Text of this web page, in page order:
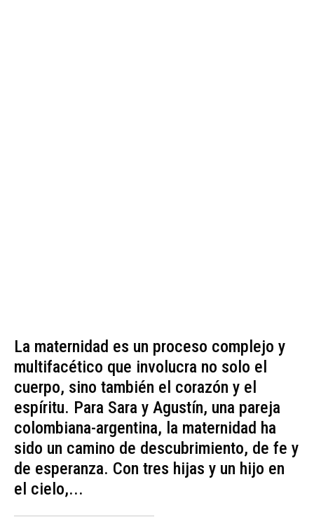
La maternidad es un proceso complejo y
multifacético que involucra no solo el
cuerpo, sino también el corazón y el
espíritu. Para Sara y Agustín, una pareja
colombiana-argentina, la maternidad ha
sido un camino de descubrimiento, de fe y
de esperanza. Con tres hijas y un hijo en
el cielo,...